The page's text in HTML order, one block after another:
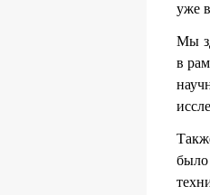
уже
Мы
в
было